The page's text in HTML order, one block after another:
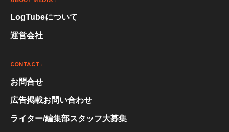
LogTubeについて
運営会社
CONTACT :
お問合せ
広告掲載お問い合わせ
ライター/編集部スタッフ大募集